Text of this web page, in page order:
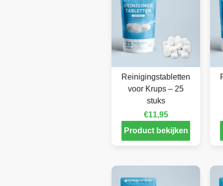
Reinigingstabletten
voor Krups – 25
stuks
€11,95
Product bekijken